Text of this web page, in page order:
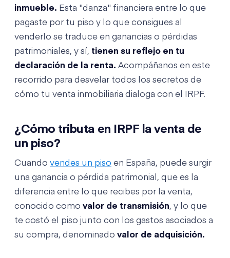
inmueble. Esta "danza" financiera entre lo que
pagaste por tu piso y lo que consigues al
venderlo se traduce en ganancias o pérdidas
patrimoniales, y sí, tienen su reflejo en tu
declaración de la renta. Acompáñanos en este
recorrido para desvelar todos los secretos de
cómo tu venta inmobiliaria dialoga con el IRPF.
¿Cómo tributa en IRPF la venta de
un piso?
Cuando vendes un piso en España, puede surgir
una ganancia o pérdida patrimonial, que es la
diferencia entre lo que recibes por la venta,
conocido como valor de transmisión, y lo que
te costó el piso junto con los gastos asociados a
su compra, denominado valor de adquisición.